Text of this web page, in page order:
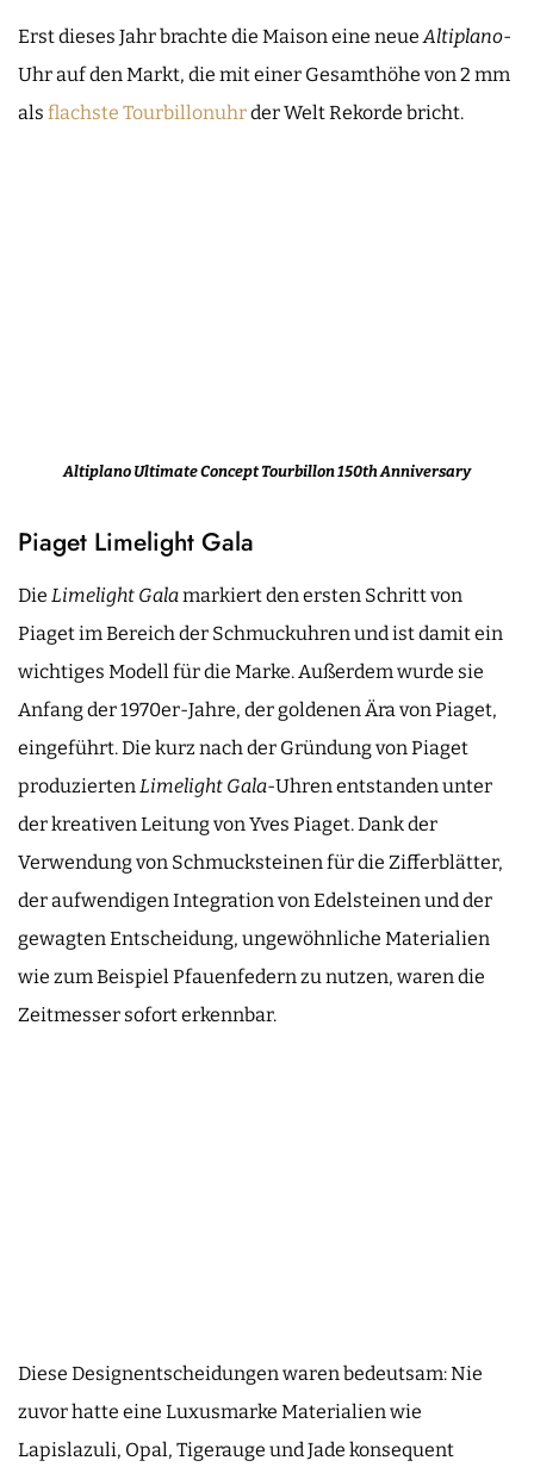
Erst dieses Jahr brachte die Maison eine neueAltiplano-
Uhr auf den Markt, die mit einer Gesamthöhe von 2 mm
als flachste Tourbillonuhrder Welt Rekorde bricht.
Altiplano Ultimate Concept Tourbillon 150th Anniversary
Piaget Limelight Gala
Die Limelight Galamarkiert den ersten Schritt von
Piaget im Bereich der Schmuckuhren und ist damit ein
wichtiges Modell für die Marke. Außerdem wurde sie
Anfang der 1970er-Jahre, der goldenen Ära von Piaget,
eingeführt. Die kurz nach der Gründung von Piaget
produziertenLimelight Gala-Uhren entstanden unter
der kreativen Leitung von Yves Piaget. Dank der
Verwendung von Schmucksteinen für die Zifferblätter,
der aufwendigen Integration von Edelsteinen und der
gewagten Entscheidung, ungewöhnliche Materialien
wie zum Beispiel Pfauenfedern zu nutzen, waren die
Zeitmesser sofort erkennbar.
Diese Designentscheidungen waren bedeutsam: Nie
zuvor hatte eine Luxusmarke Materialien wie
Lapislazuli, Opal, Tigerauge und Jade konsequent